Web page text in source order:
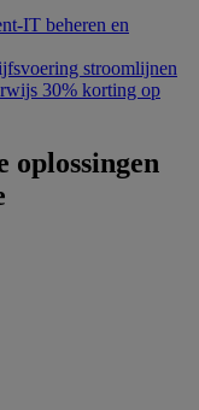
IT beheren en
stroomlijnen
30% korting op
oplossingen